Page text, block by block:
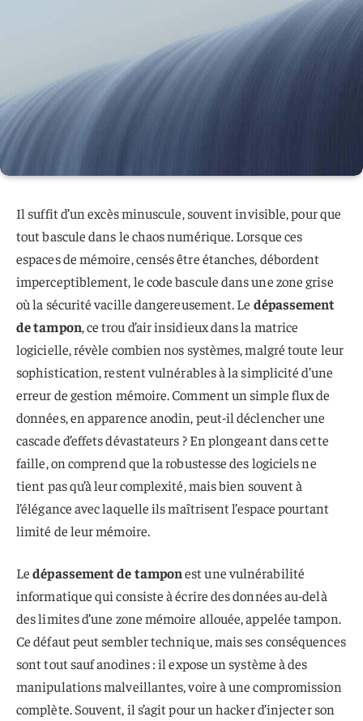
Il suffit d’un excès minuscule, souvent invisible, pour que
tout bascule dans le chaos numérique. Lorsque ces
espaces de mémoire, censés être étanches, débordent
imperceptiblement, le code bascule dans une zone grise
où la sécurité vacille dangereusement. Le dépassement
de tampon, ce trou d’air insidieux dans la matrice
logicielle, révèle combien nos systèmes, malgré toute leur
sophistication, restent vulnérables à la simplicité d’une
erreur de gestion mémoire. Comment un simple flux de
données, en apparence anodin, peut-il déclencher une
cascade d’effets dévastateurs ? En plongeant dans cette
faille, on comprend que la robustesse des logiciels ne
tient pas qu’à leur complexité, mais bien souvent à
l’élégance avec laquelle ils maîtrisent l’espace pourtant
limité de leur mémoire.
Ledépassement de tamponest une vulnérabilité
informatique qui consiste à écrire des données au-delà
des limites d’une zone mémoire allouée, appelée tampon.
Ce défaut peut sembler technique, mais ses conséquences
sont tout sauf anodines : il expose un système à des
manipulations malveillantes, voire à une compromission
complète. Souvent, il s’agit pour un hacker d’injecter son